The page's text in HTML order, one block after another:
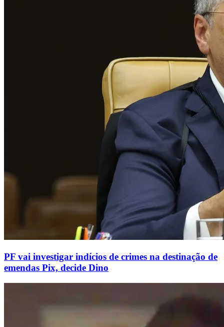
PF vai investigar indícios de crimes na destinação de
emendas Pix, decide Dino